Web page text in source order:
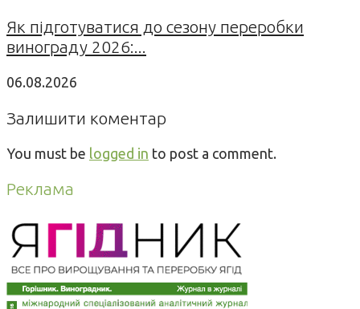
Як підготуватися до сезону переробки
винограду 2026:...
06.08.2026
Залишити коментар
You must be logged in to post a comment.
Реклама